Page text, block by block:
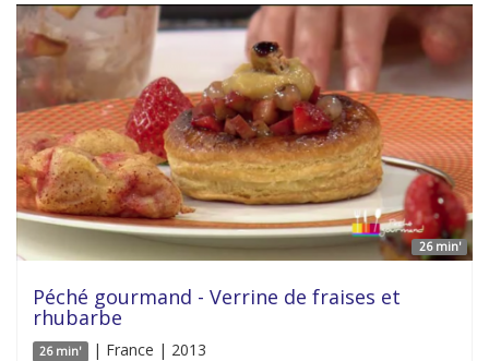
26 min'
Péché gourmand - Verrine de fraises et
rhubarbe
26 min' | France | 2013